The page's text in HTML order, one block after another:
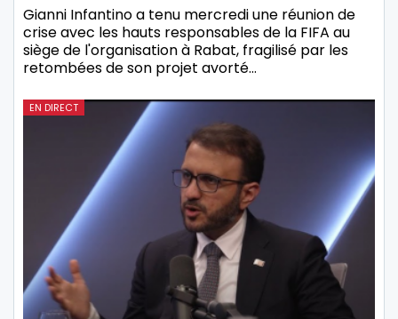
Gianni Infantino a tenu mercredi une réunion de
crise avec les hauts responsables de la FIFA au
siège de l'organisation à Rabat, fragilisé par les
retombées de son projet avorté…
EN DIRECT